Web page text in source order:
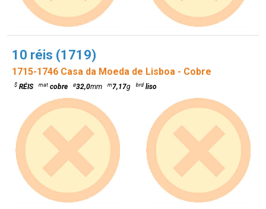
10 réis (1719)
1715-1746 Casa da Moeda de Lisboa - Cobre
$ RÉIS mat cobre ø32,0mm m7,17g brd liso